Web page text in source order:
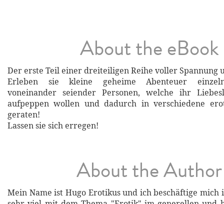
About the eBook
Der erste Teil einer dreiteiligen Reihe voller Spannung
Erleben sie kleine geheime Abenteuer
voneinander seiender Personen, welche ihr
aufpeppen wollen und dadurch in verschiedene
geraten!
Lassen sie sich erregen!
About the Author
Mein Name ist Hugo Erotikus und ich beschäftige